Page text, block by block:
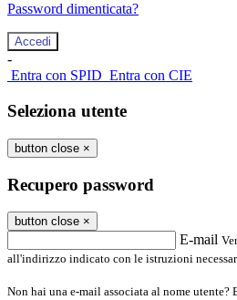
Password dimenticata?
-
Entra con SPID Entra con CIE
Seleziona utente
button close ×
Recupero password
button close ×
E-mail
all'indirizzo indicato con le istruzioni
Non hai una e-mail associata al nome utente?